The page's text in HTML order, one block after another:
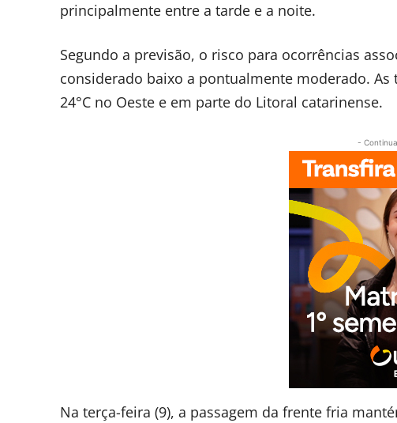
principalmente entre a tarde e a noite.
Segundo a previsão, o risco para ocorrências
considerado baixo a pontualmente moderado.
24°C no Oeste e em parte do Litoral catarinense.
-
Na terça-feira (9), a passagem da frente fria